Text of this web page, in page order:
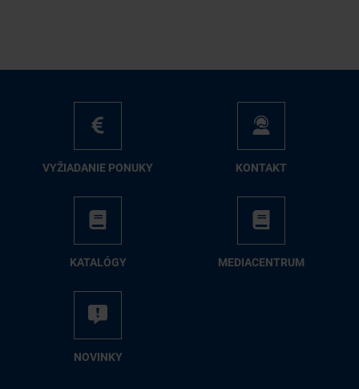
VY­ŽIA­DA­NIE PO­NU­KY KON­TAKT
KA­TA­LÓ­GY ME­DIA­CEN­TRUM
NO­VIN­KY